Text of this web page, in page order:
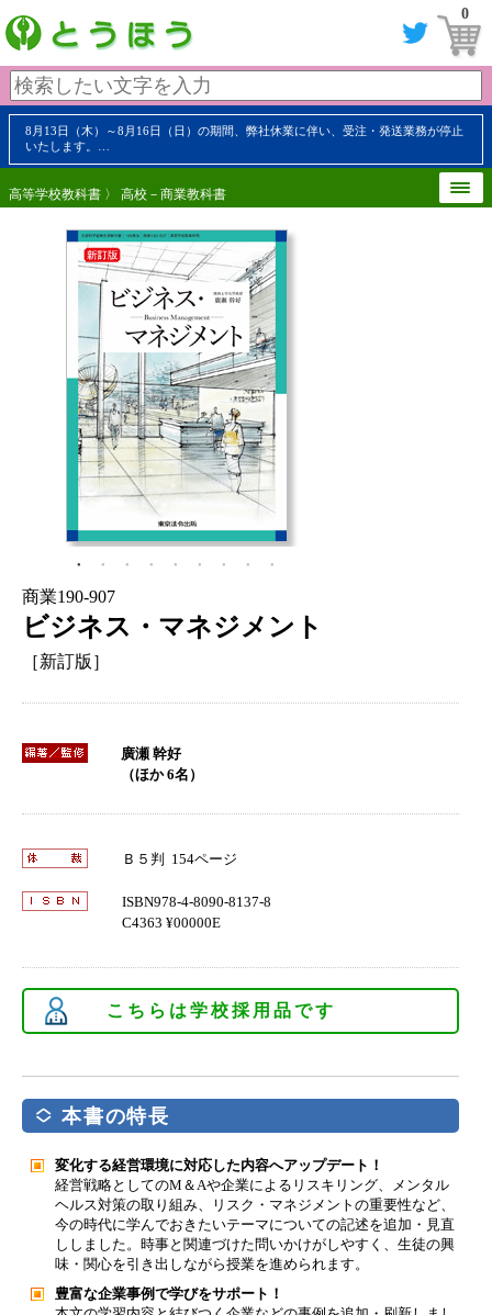
0
8月13日（木）～8月16日（日）の期間、弊社休業に伴い、受注・発送業務が停止
いたします。…
高等学校教科書 〉 高校－商業教科書
【 内容見本 】
【 内容見本 】
【 内容見本 】
【 内容見本 】
【 内容見本 】
【 内容見本 】
【 内容見本 】
【 内容見本 】
商業190-907
ビジネス・マネジメント
［新訂版］
廣瀬 幹好
（ほか 6名）
Ｂ５判 154ページ
ISBN978-4-8090-8137-8
C4363 ¥00000E
こちらは学校採用品です
本書の特長
変化する経営環境に対応した内容へアップデート！
経営戦略としてのM＆Aや企業によるリスキリング、メンタル
ヘルス対策の取り組み、リスク・マネジメントの重要性など、
今の時代に学んでおきたいテーマについての記述を追加・見直
ししました。時事と関連づけた問いかけがしやすく、生徒の興
味・関心を引き出しながら授業を進められます。
豊富な企業事例で学びをサポート！